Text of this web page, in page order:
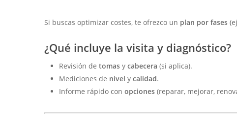
Si buscas optimizar costes, te ofrezco un plan por fases
¿Qué incluye la visita y diagnóstico?
Revisión detomas ycabecera (si aplica).
Mediciones de nivel ycalidad.
Informe rápido conopciones (reparar, mejorar,